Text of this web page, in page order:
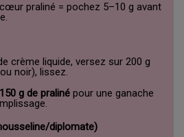
praliné = pochez 5–10 g avant
crème liquide, versez sur 200 g
noir), lissez.
g de praliné pour une ganache
diplomate)